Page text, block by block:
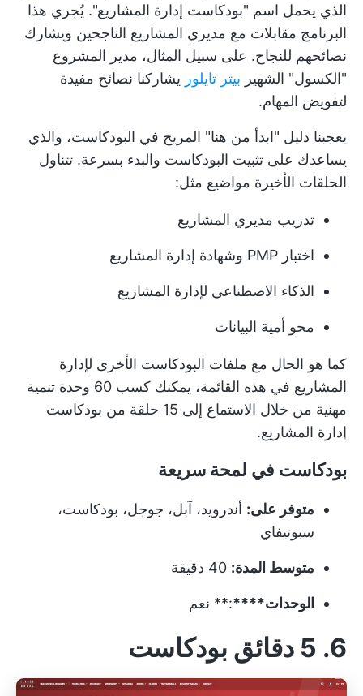
الذي يحمل اسم "بودكاست إدارة المشاريع". يُجري هذا
البرنامج مقابلات مع مديري المشاريع الناجحين ويشارك
نصائحهم للنجاح. على سبيل المثال، مدير المشروع
"الكسول" الشهير بيتر تايلور يشاركنا نصائح مفيدة
لتفويض المهام.
يعجبنا دليل "ابدأ من هنا" المريح في البودكاست، والذي
يساعدك على تثبيت البودكاست والبدء بسرعة. تتناول
الحلقات الأخيرة مواضيع مثل:
تدريب مديري المشاريع
اختبار PMP وشهادة إدارة المشاريع
الذكاء الاصطناعي لإدارة المشاريع
محو أمية البيانات
كما هو الحال مع ملفات البودكاست الأخرى لإدارة
المشاريع في هذه القائمة، يمكنك كسب 60 وحدة تنمية
مهنية من خلال الاستماع إلى 15 حلقة من بودكاست
إدارة المشاريع.
بودكاست في لمحة سريعة
متوفر على: أندرويد، آبل، جوجل، بودكاست،
سبوتيفاي
متوسط المدة:
الوحدات****:** نعم
6. 5 دقائق بودكاست